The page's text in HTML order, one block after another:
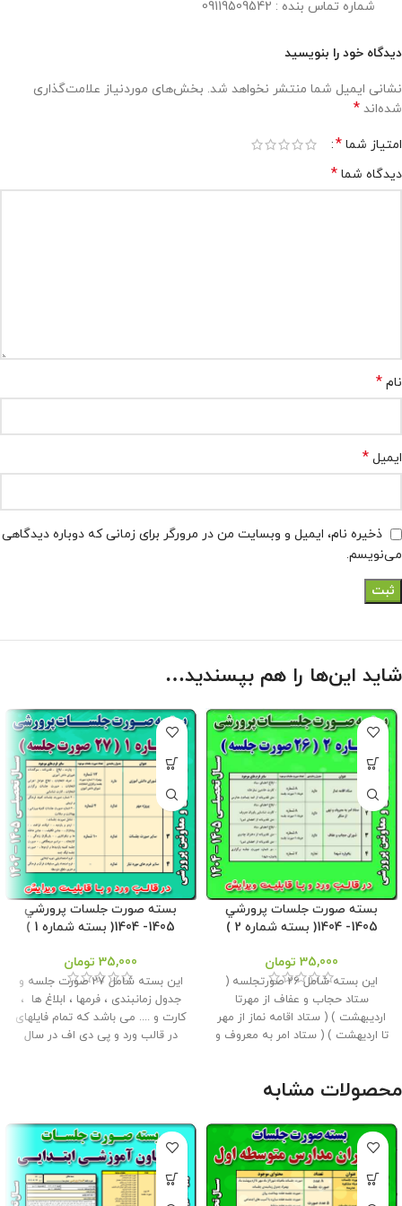
شماره تماس بنده : 09119509542
دیدگاه خود را بنویسید
نشانی ایمیل شما منتشر نخواهد شد. بخش‌های موردنیاز علامت‌گذاری
شده‌اند *
امتیاز شما *
دیدگاه شما *
نام *
ایمیل *
ذخیره نام، ایمیل و وبسایت من در مرورگر برای زمانی که دوباره دیدگاهی
می‌نویسم.
شاید این‌ها را هم بپسندید…
بسته صورت جلسات پرورشي
1405- 1404( بسته شماره 2 )
35,000 تومان
این بسته شامل 26 صورتجلسه (
ستاد حجاب و عفاف از مهرتا
اردیبهشت ) ( ستاد اقامه نماز از مهر
تا اردیهشت ) ( ستاد امر به معروف و
کارت و .... می باشد که تمام فایلهای
به راحتی میتوان آنها را ویرایش کرد .
این بسته توسط مدیریت وبلاگ
معاون پرورشی آماده شده است .
حجم فایل : 9.6 مگابایت
کلیه حقوق
این برنامه متعلق به فروشگاه معاون
بسته صورت جلسات پرورشي
1405- 1404( بسته شماره 1 )
35,000 تومان
این بسته شامل 27 صورت جلسه و
جدول زمانبندی ، فرمها ، ابلاغ ها ،
کارت و .... می باشد که تمام فایلهای
در قالب ورد و پی دی اف در سال
حجم فایل : 13 مگابایت
کلیه حقوق
این برنامه متعلق به فروشگاه معاون
پرورشی می باشد و فروش و انتشار
این برنامه توسط دیگران مورد رضایت
ما نیست و شرعا حرام می باشد .
محصولات مشابه